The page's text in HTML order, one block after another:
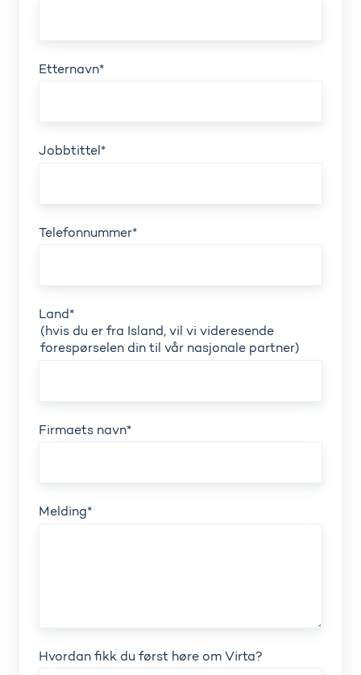
Etternavn*
Jobbtittel*
Telefonnummer*
Land*
(hvis du er fra Island, vil vi videresende
forespørselen din til vår nasjonale partner)
Firmaets navn*
Melding*
Hvordan fikk du først høre om Virta?